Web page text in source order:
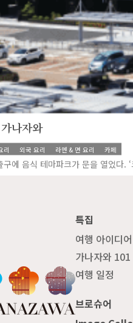
나자와
리 외국 요리 라멘 & 면 요리 카페
에 음식 테마파크가 문을 열었다.
특집
여행 아이디어
가나자와 101
여행 일정
브로슈어